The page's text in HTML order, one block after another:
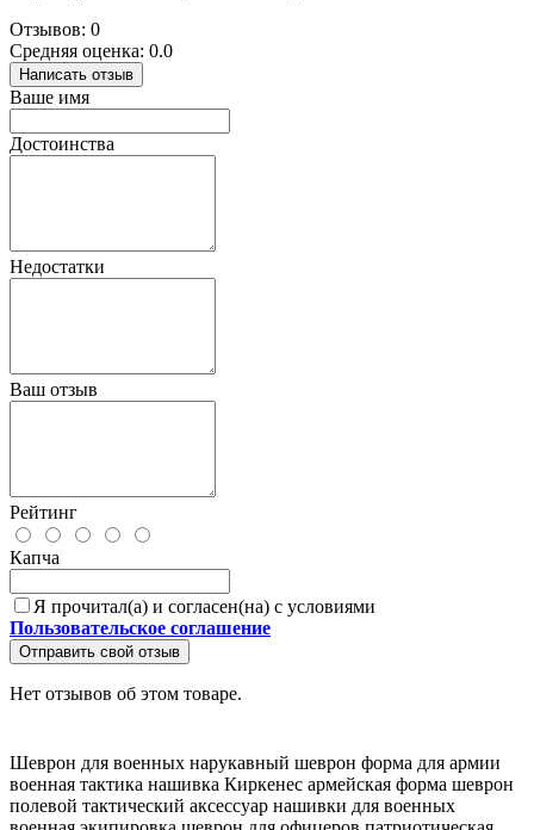
Отзывов: 0
Средняя оценка: 0.0
Написать отзыв
Ваше имя
Достоинства
Недостатки
Ваш отзыв
Рейтинг
Капча
Я прочитал(а) и согласен(на) с условиями
Пользовательское соглашение
Отправить свой отзыв
Нет отзывов об этом товаре.
Шеврон для военных нарукавный шеврон форма для армии
военная тактика нашивка Киркенес армейская форма шеврон
полевой тактический аксессуар нашивки для военных